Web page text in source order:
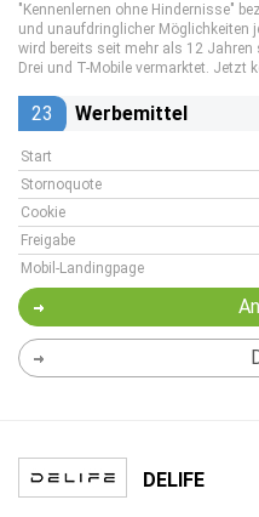
"Kennenlernen ohne Hindernisse"
und unaufdringlicher Möglichkeiten
wird bereits seit mehr als 12
Drei und T-Mobile vermarktet. Jetzt
23 Werbemittel
Start
Stornoquote
Cookie
Freigabe
Mobil-Landingpage
DELIFE